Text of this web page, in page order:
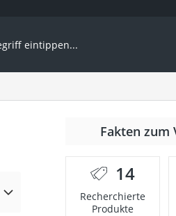
Fakten zum
14
Recherchierte
Produkte